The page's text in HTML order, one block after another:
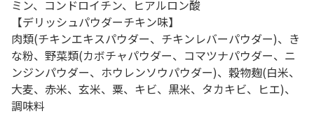
ミン、コンドロイチン、ヒアルロン酸
【デリッシュパウダーチキン味】
肉類(チキンエキスパウダー、チキンレバーパウダー)、き
な粉、野菜類(カボチャパウダー、コマツナパウダー、ニ
ンジンパウダー、ホウレンソウパウダー)、穀物麹(白米、
大麦、赤米、玄米、粟、キビ、黒米、タカキビ、ヒエ)、
調味料